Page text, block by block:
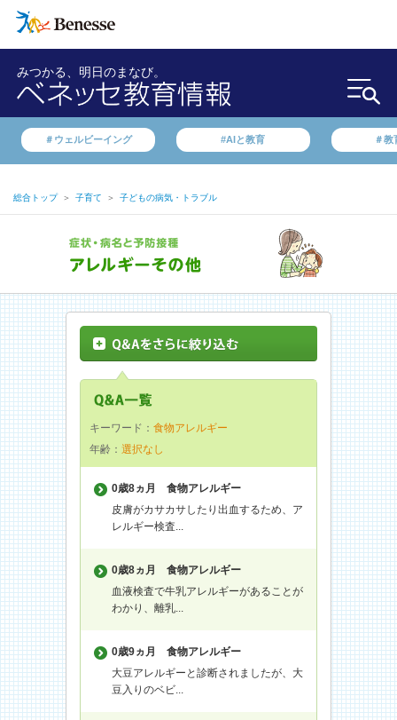
みつかる、明日のまなび。
＃ウェルビーイング #AIと教育 ＃教
総合トップ ＞ 子育て ＞ 子どもの病気・トラブル
キーワード： 食物アレルギー
年齢： 選択なし
0歳8ヵ月
食物アレルギー
皮膚がカサカサしたり出血するため、ア
レルギー検査...
0歳8ヵ月
食物アレルギー
血液検査で牛乳アレルギーがあることが
わかり、離乳...
0歳9ヵ月
食物アレルギー
大豆アレルギーと診断されましたが、大
豆入りのベビ...